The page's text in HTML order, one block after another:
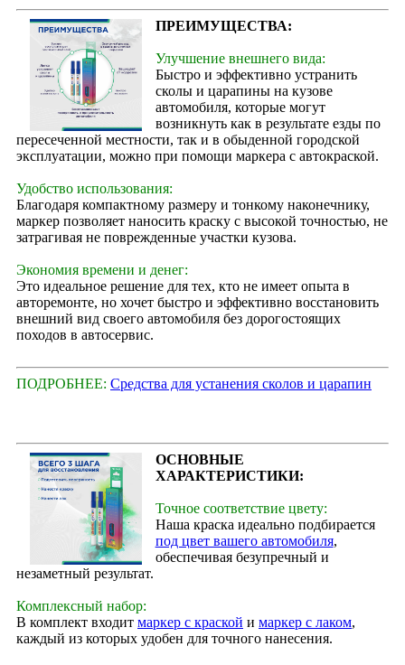
ПРЕИМУЩЕСТВА:
Улучшение внешнего вида:
Быстро и эффективно устранить
сколы и царапины на кузове
автомобиля, которые могут
возникнуть как в результате езды по
пересеченной местности, так и в обыденной городской
эксплуатации, можно при помощи маркера с автокраской.
Удобство использования:
Благодаря компактному размеру и тонкому наконечнику,
маркер позволяет наносить краску с высокой точностью, не
затрагивая не поврежденные участки кузова.
Экономия времени и денег:
Это идеальное решение для тех, кто не имеет опыта в
авторемонте, но хочет быстро и эффективно восстановить
внешний вид своего автомобиля без дорогостоящих
походов в автосервис.
ПОДРОБНЕЕ: Средства для устанения сколов и царапин
ОСНОВНЫЕ
ХАРАКТЕРИСТИКИ:
Точное соответствие цвету:
Наша краска идеально подбирается
под цвет вашего автомобиля,
обеспечивая безупречный и
незаметный результат.
Комплексный набор:
В комплект входит маркер с краской и маркер с лаком,
каждый из которых удобен для точного нанесения.